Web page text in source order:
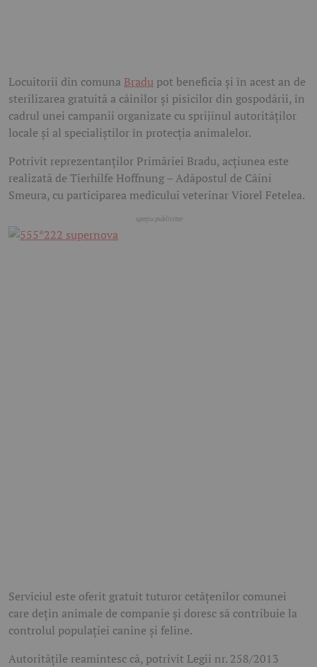
Locuitorii din comuna Bradu pot beneficia și în acest an de
sterilizarea gratuită a câinilor și pisicilor din gospodării, în
cadrul unei campanii organizate cu sprijinul autorităților
locale și al specialiștilor în protecția animalelor.
Potrivit reprezentanților Primăriei Bradu, acțiunea este
realizată de Tierhilfe Hoffnung – Adăpostul de Câini
Smeura, cu participarea medicului veterinar Viorel Fetelea.
Serviciul este oferit gratuit tuturor cetățenilor comunei
care dețin animale de companie și doresc să contribuie la
controlul populației canine și feline.
Autoritățile reamintesc că, potrivit Legii nr. 258/2013